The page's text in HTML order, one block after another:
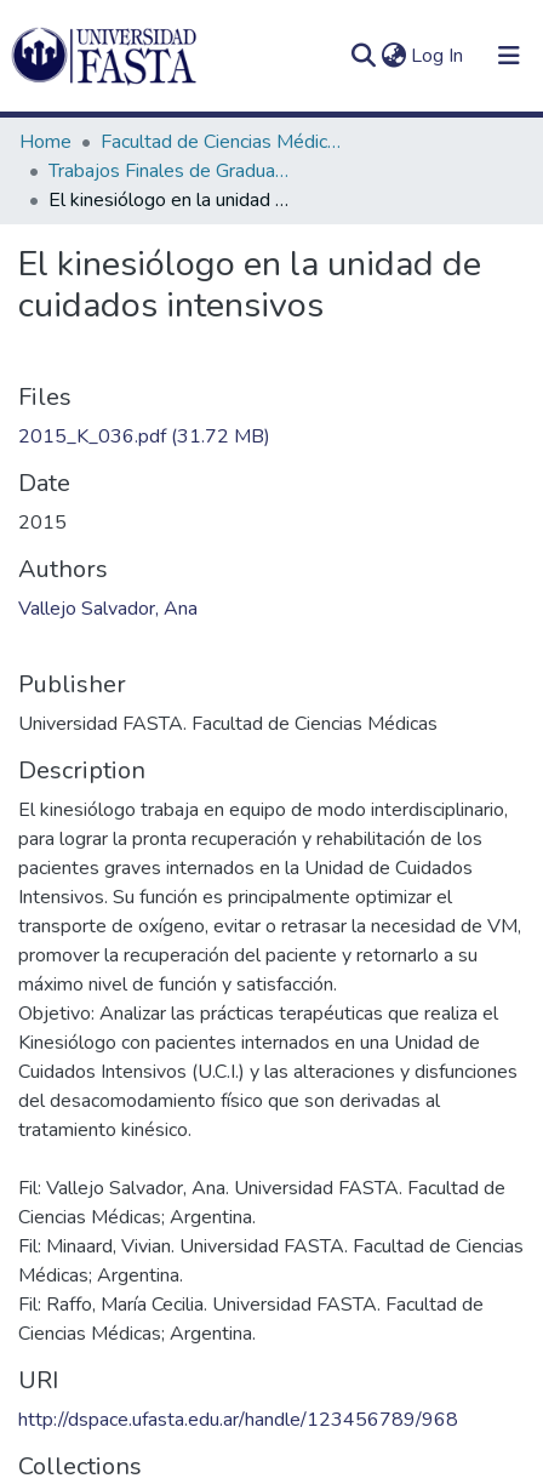
Log In (current)
Communities
&
Collections
In(current)
Home
Facultad de Ciencias Médicas
Trabajos Finales de Graduación de Licenciatura en Kinesiología
El kinesiólogo en la unidad de cuidados intensivos
El kinesiólogo en la unidad de
cuidados intensivos
Files
2015_K_036.pdf(31.72 MB)
Date
2015
Authors
Vallejo Salvador, Ana
Publisher
Universidad FASTA. Facultad de Ciencias Médicas
Description
El kinesiólogo trabaja en equipo de modo interdisciplinario,
para lograr la pronta recuperación y rehabilitación de los
pacientes graves internados en la Unidad de Cuidados
Intensivos. Su función es principalmente optimizar el
transporte de oxígeno, evitar o retrasar la necesidad de VM,
promover la recuperación del paciente y retornarlo a su
máximo nivel de función y satisfacción.
Objetivo: Analizar las prácticas terapéuticas que realiza el
Kinesiólogo con pacientes internados en una Unidad de
Cuidados Intensivos (U.C.I.) y las alteraciones y disfunciones
del desacomodamiento físico que son derivadas al
Fil: Vallejo Salvador, Ana. Universidad FASTA. Facultad de
Ciencias Médicas; Argentina.
Fil: Minaard, Vivian. Universidad FASTA. Facultad de Ciencias
Médicas; Argentina.
Fil: Raffo, María Cecilia. Universidad FASTA. Facultad de
Ciencias Médicas; Argentina.
URI
http://dspace.ufasta.edu.ar/handle/123456789/968
Collections